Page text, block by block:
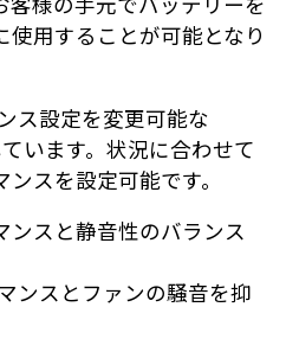
客様の手元でバッテリーを
使用することが可能となり
ス設定を変更可能な
います。状況に合わせて
スを設定可能です。
ンスと静音性のバランス
ンスとファンの騒音を抑